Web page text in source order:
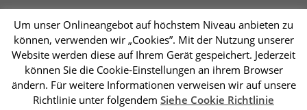
Informationen bekannt gemacht habe:
Mehr sehen
Abonnieren
Um unser Onlineangebot auf höchstem Niveau anbieten zu
können, verwenden wir „Cookies”. Mit der Nutzung unserer
Website werden diese auf Ihrem Gerät gespeichert. Jederzeit
können Sie die Cookie-Einstellungen an ihrem Browser
ändern. Für weitere Informationen verweisen wir auf unsere
Richtlinie unter folgendem Siehe Cookie Richtlinie